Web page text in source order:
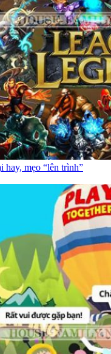
mẹo “lên trình”